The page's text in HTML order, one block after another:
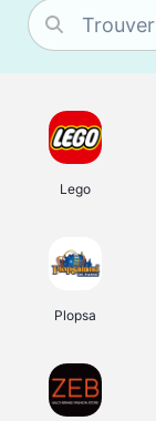
Lego
Plopsa